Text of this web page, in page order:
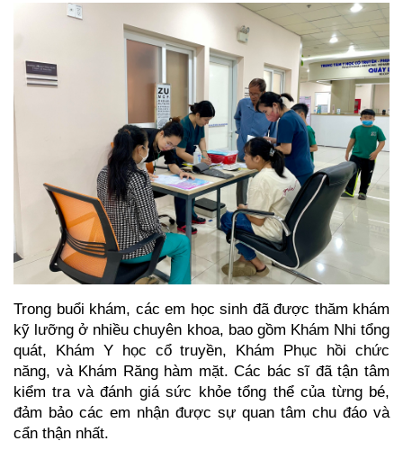
Trong buổi khám, các em học sinh đã được thăm khám
kỹ lưỡng ở nhiều chuyên khoa, bao gồm Khám Nhi tổng
quát, Khám Y học cổ truyền, Khám Phục hồi chức
năng, và Khám Răng hàm mặt. Các bác sĩ đã tận tâm
kiểm tra và đánh giá sức khỏe tổng thể của từng bé,
đảm bảo các em nhận được sự quan tâm chu đáo và
cẩn thận nhất.